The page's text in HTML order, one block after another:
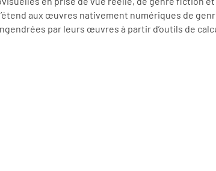
aux œuvres nativement numériques de
par leurs œuvres à partir d’outils de